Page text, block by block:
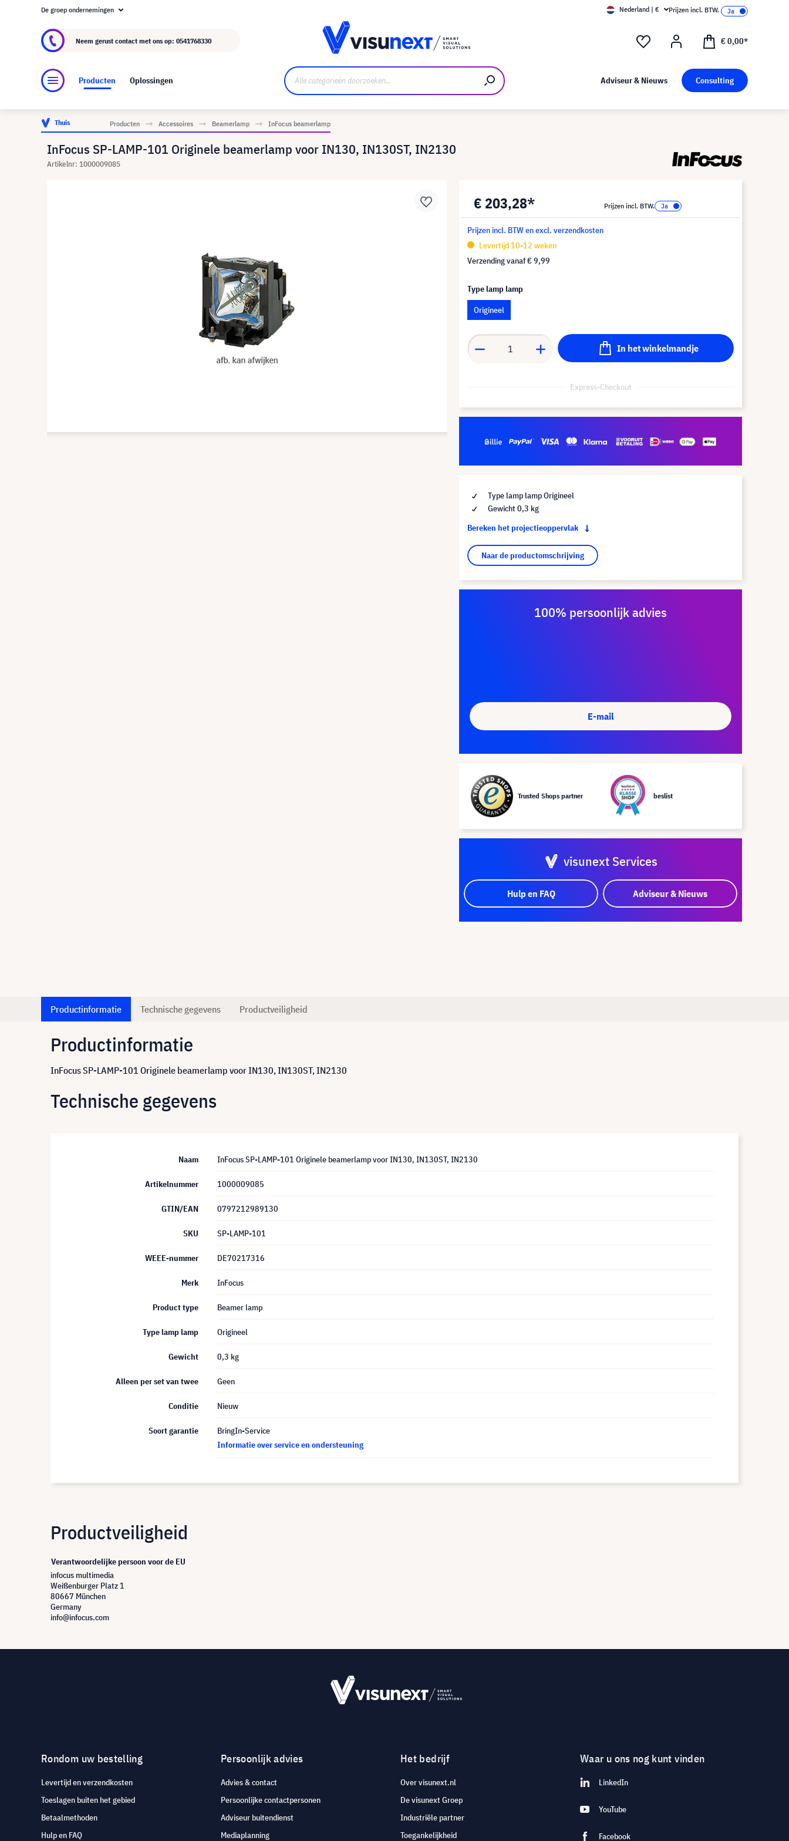
Over visunext.nl
De groep ondernemingen Nederland | € Prijzen incl. BTW.
Neem gerust contact met ons op: 0541768330 € 0,00*
Producten Oplossingen Adviseur & Nieuws Consulting
Thuis Producten Accessoires Beamerlamp InFocus beamerlamp
InFocus SP-LAMP-101 Originele beamerlamp voor IN130, IN130ST, IN2130
Artikelnr: 1000009085
€ 203,28* Prijzen incl. BTW.
Prijzen incl. BTW en excl. verzendkosten
Levertijd 10-12 weken
Verzending vanaf€ 9,99
Type lamp lamp
Origineel
In het winkelmandje
Express-Checkout
Type lamp lamp Origineel
Gewicht 0,3 kg
Bereken het projectieoppervlak
Naar de productomschrijving
100% persoonlijk advies
E-mail
Trusted Shops partner beslist
visunext Services
Hulp en FAQ Adviseur & Nieuws
Productinformatie Technische gegevens Productveiligheid
Productinformatie
InFocus SP-LAMP-101 Originele beamerlamp voor IN130, IN130ST, IN2130
Technische gegevens
Naam InFocus SP-LAMP-101 Originele beamerlamp voor IN130, IN130ST, IN2130
Artikelnummer 1000009085
GTIN/EAN 0797212989130
SKU SP-LAMP-101
WEEE-nummer DE70217316
Merk InFocus
Product type Beamer lamp
Type lamp lamp Origineel
Gewicht 0,3 kg
Alleen per set van twee Geen
Conditie Nieuw
Soort garantie
BringIn-Service
Informatie over service en ondersteuning
Productveiligheid
Verantwoordelijke persoon voor de EU
infocus multimedia
Weißenburger Platz 1
80667 München
Germany
info@infocus.com
Rondom uw bestelling
Levertijd en verzendkosten
Toeslagen buiten het gebied
Betaalmethoden
Hulp en FAQ
Persoonlijk advies
Advies & contact
Persoonlijke contactpersonen
Adviseur buitendienst
Mediaplanning
Het bedrijf
Over visunext.nl
De visunext Groep
Industriële partner
Toegankelijkheid
Waar u ons nog kunt vinden
LinkedIn
YouTube
Facebook